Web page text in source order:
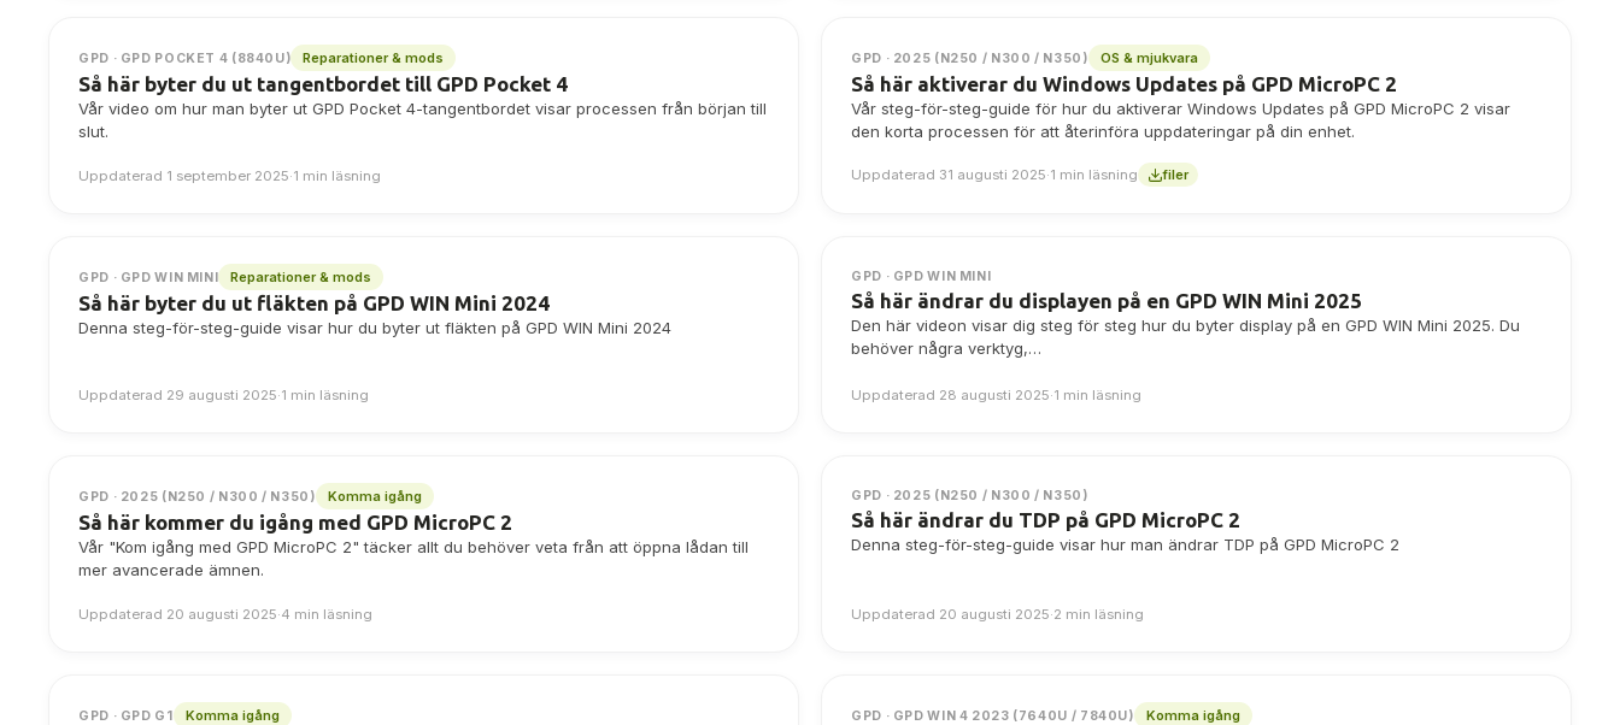
GPD · GPD POCKET 4 (8840U) Reparationer & mods
Så här byter du ut tangentbordet till GPD Pocket 4
Vår video om hur man byter ut GPD Pocket 4-tangentbordet visar processen från början till
slut.
Uppdaterad 1 september 2025·1 min läsning
GPD · 2025 (N250 / N300 / N350) OS & mjukvara
Så här aktiverar du Windows Updates på GPD MicroPC 2
Vår steg-för-steg-guide för hur du aktiverar Windows Updates på GPD MicroPC 2 visar
den korta processen för att återinföra uppdateringar på din enhet.
Uppdaterad 31 augusti 2025·1 min läsning filer
GPD · GPD WIN MINI Reparationer & mods
Så här byter du ut fläkten på GPD WIN Mini 2024
Denna steg-för-steg-guide visar hur du byter ut fläkten på GPD WIN Mini 2024
Uppdaterad 29 augusti 2025·1 min läsning
GPD · GPD WIN MINI
Så här ändrar du displayen på en GPD WIN Mini 2025
Den här videon visar dig steg för steg hur du byter display på en GPD WIN Mini 2025. Du
behöver några verktyg,…
Uppdaterad 28 augusti 2025·1 min läsning
GPD · 2025 (N250 / N300 / N350) Komma igång
Så här kommer du igång med GPD MicroPC 2
Vår "Kom igång med GPD MicroPC 2" täcker allt du behöver veta från att öppna lådan till
mer avancerade ämnen.
Uppdaterad 20 augusti 2025·4 min läsning
GPD · 2025 (N250 / N300 / N350)
Så här ändrar du TDP på GPD MicroPC 2
Denna steg-för-steg-guide visar hur man ändrar TDP på GPD MicroPC 2
Uppdaterad 20 augusti 2025·2 min läsning
GPD · GPD G1 Komma igång GPD · GPD WIN 4 2023 (7640U / 7840U) Komma igång